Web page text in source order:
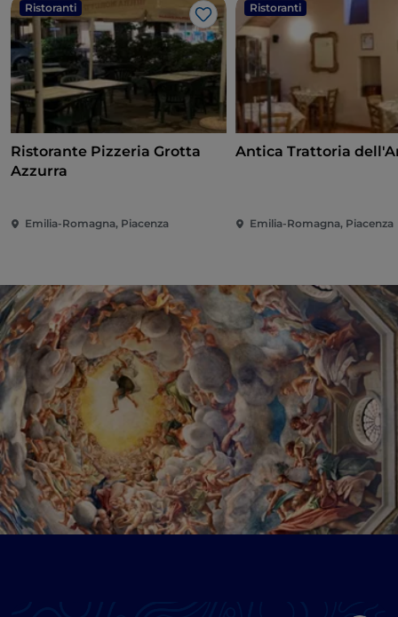
Ristoranti
Like
Ristorante Pizzeria Grotta
Azzurra
Emilia-Romagna, Piacenza
Ristoranti
Antica Trattoria
Emilia-Romagna, Piacenza